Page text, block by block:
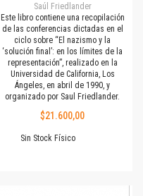
Saúl Friedlander
Este libro contiene una recopilación
de las conferencias dictadas en el
ciclo sobre “El nazismo y la
‘solución final’: en los límites de la
representación”, realizado en la
Universidad de California, Los
Ángeles, en abril de 1990, y
organizado por Saul Friedlander.
$21.600,00
Sin Stock Físico